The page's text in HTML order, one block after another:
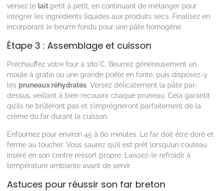
versez le lait petit à petit, en continuant de mélanger pour
intégrer les ingrédients liquides aux produits secs. Finalisez en
incorporant le beurre fondu pour une pâte homogène.
Étape 3 : Assemblage et cuisson
Préchauffez votre four à 180°C. Beurrez généreusement un
moule à gratin ou une grande poêle en fonte, puis disposez-y
les pruneaux réhydratés. Versez délicatement la pâte par-
dessus, veillant à bien recouvrir chaque pruneau. Cela garantit
qu’ils ne brûleront pas et s’imprégneront parfaitement de la
crème du far durant la cuisson.
Enfournez pour environ 45 à 60 minutes. Le far doit être doré et
ferme au toucher. Vous saurez qu’il est prêt lorsqu’un couteau
inséré en son centre ressort propre. Laissez-le refroidir à
température ambiante avant de servir.
Astuces pour réussir son far breton